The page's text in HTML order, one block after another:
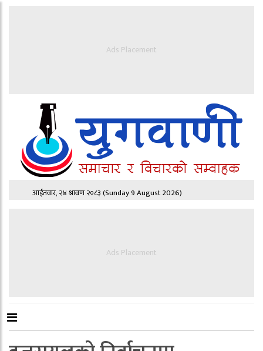
Ads Placement
आईतवार, २४ श्रावण २०८३(Sunday 9 August 2026)
Ads Placement